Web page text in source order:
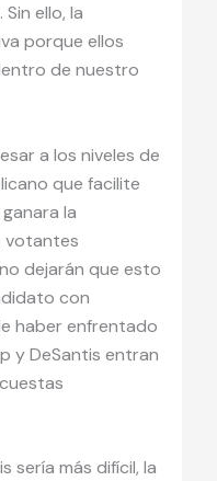
ello, la
porque ellos
de nuestro
a los niveles de
que facilite
la
votantes
dejarán que esto
con
haber enfrentado
y DeSantis entran
sería más difícil, la